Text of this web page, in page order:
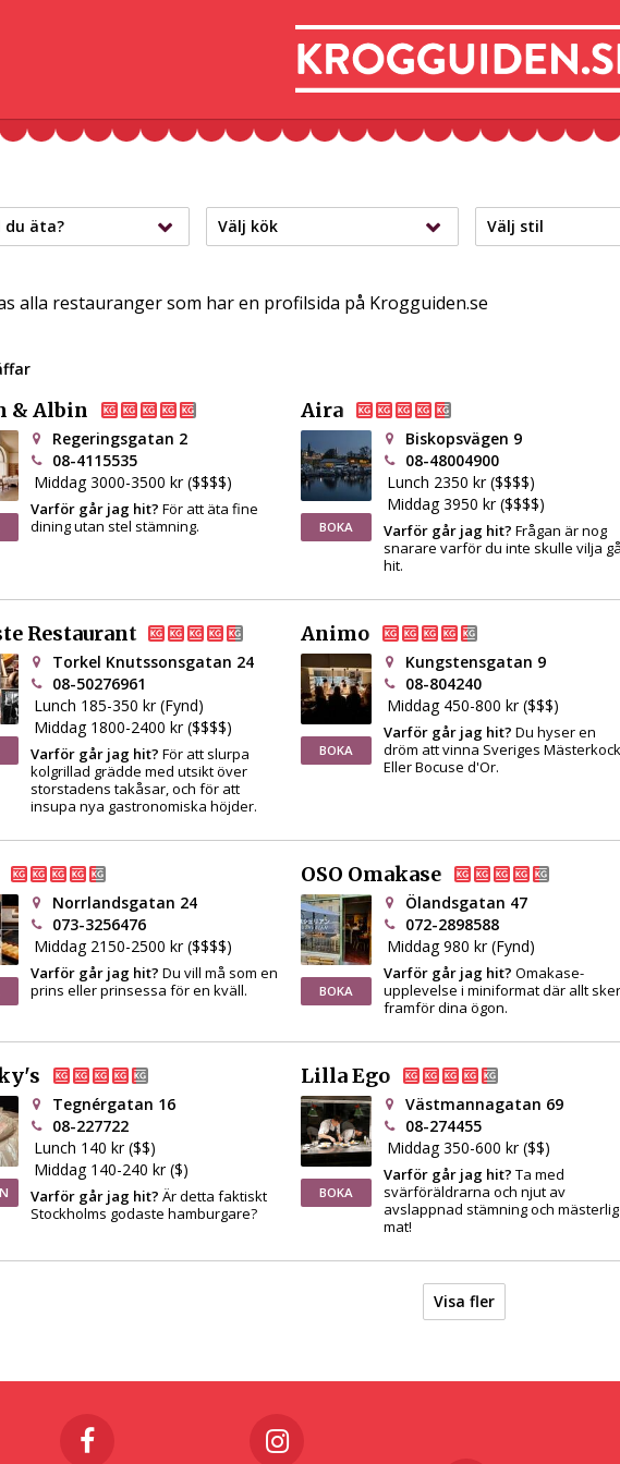
du äta? Välj kök Välj stil
alla restauranger som har en profilsida på Krogguiden.se
& Albin
Regeringsgatan 2
08-4115535
Middag 3000-3500 kr ($$$$)
Varför går jag hit? För att äta fine
dining utan stel stämning.
Aira
BOKA
Biskopsvägen 9
08-48004900
Lunch 2350 kr ($$$$)
Middag 3950 kr ($$$$)
Varför går jag hit? Frågan är nog
snarare varför du inte skulle vilja gå
hit.
Restaurant
Torkel Knutssonsgatan 24
08-50276961
Lunch 185-350 kr (Fynd)
Middag 1800-2400 kr ($$$$)
Varför går jag hit? För att slurpa
kolgrillad grädde med utsikt över
storstadens takåsar, och för att
insupa nya gastronomiska höjder.
Animo
BOKA
Kungstensgatan 9
08-804240
Middag 450-800 kr ($$$)
Varför går jag hit? Du hyser en
dröm att vinna Sveriges
Eller Bocuse d'Or.
Norrlandsgatan 24
073-3256476
Middag 2150-2500 kr ($$$$)
Varför går jag hit? Du vill må som en
prins eller prinsessa för en kväll.
OSO Omakase
BOKA
Ölandsgatan 47
072-2898588
Middag 980 kr (Fynd)
Varför går jag hit? Omakase-
upplevelse i miniformat där allt sker
framför dina ögon.
Tegnérgatan 16
08-227722
Lunch 140 kr ($$)
Middag 140-240 kr ($)
Varför går jag hit? Är detta faktiskt
Stockholms godaste hamburgare?
Lilla Ego
BOKA
Västmannagatan 69
08-274455
Middag 350-600 kr ($$)
Varför går jag hit? Ta med
svärföräldrarna och njut av
avslappnad stämning och mästerlig
mat!
Visa fler